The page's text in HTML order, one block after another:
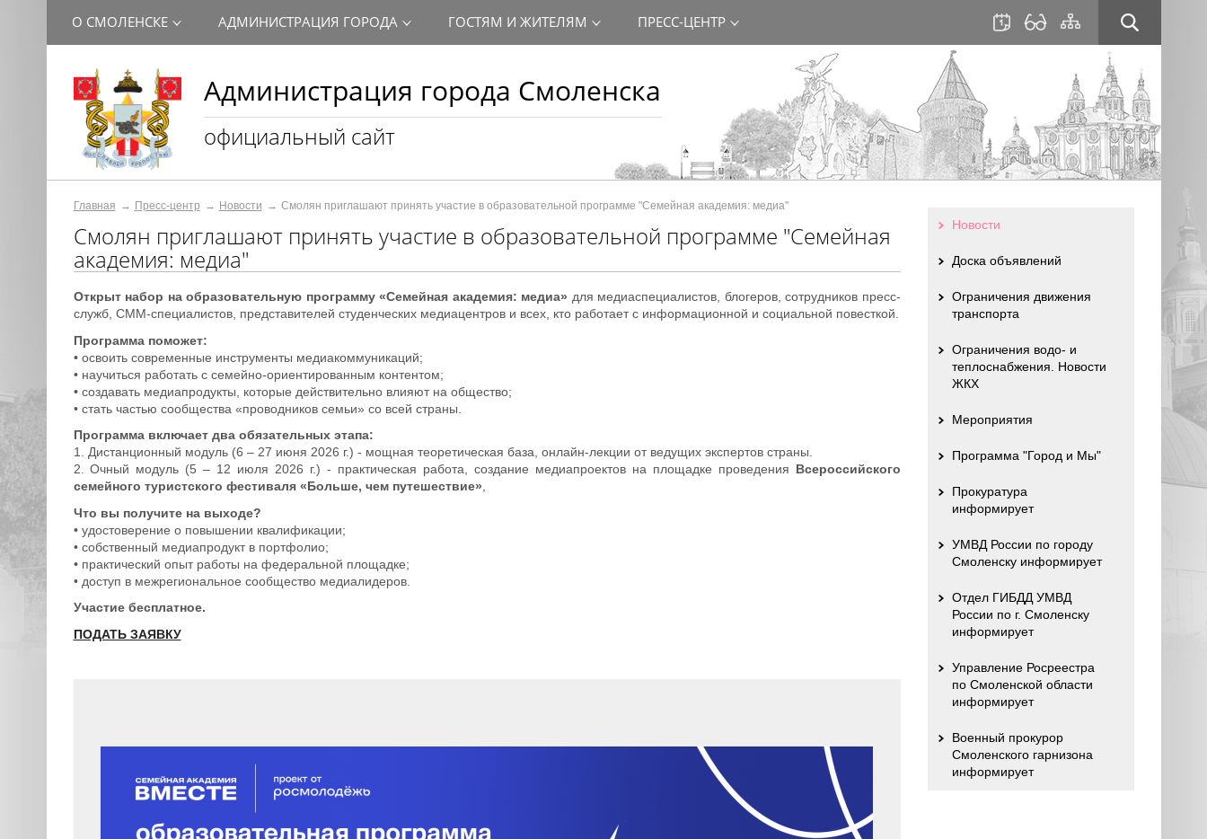
Администрация города Смоленска
официальный сайт
О СМОЛЕНСКЕ АДМИНИСТРАЦИЯ ГОРОДА ГОСТЯМ И ЖИТЕЛЯМ ПРЕСС-ЦЕНТР
Главная Пресс-центр Новости Смолян приглашают принять участие в образовательной программе "Семейная академия: медиа"
Смолян приглашают принять участие в образовательной программе "Семейная
академия: медиа"
Открыт набор на образовательную программу «Семейная академия: медиа» для медиаспециалистов, блогеров, сотрудников пресс-
служб, СММ-специалистов, представителей студенческих медиацентров и всех, кто работает с информационной и социальной повесткой.
Программа поможет:
• освоить современные инструменты медиакоммуникаций;
• научиться работать с семейно-ориентированным контентом;
• создавать медиапродукты, которые действительно влияют на общество;
• стать частью сообщества «проводников семьи» со всей страны.
Программа включает два обязательных этапа:
1. Дистанционный модуль (6 – 27 июня 2026 г.) - мощная теоретическая база, онлайн-лекции от ведущих экспертов страны.
2. Очный модуль (5 – 12 июля 2026 г.) - практическая работа, создание медиапроектов на площадке проведения Всероссийского
семейного туристского фестиваля «Больше, чем путешествие»
Что вы получите на выходе?
• удостоверение о повышении квалификации;
• собственный медиапродукт в портфолио;
• практический опыт работы на федеральной площадке;
• доступ в межрегиональное сообщество медиалидеров.
Участие бесплатное.
ПОДАТЬ ЗАЯВКУ
Новости
Доска объявлений
Ограничения движения
транспорта
Ограничения водо- и
теплоснабжения. Новости
ЖКХ
Мероприятия
Программа "Город и Мы"
Прокуратура
информирует
УМВД России по городу
Смоленску информирует
Отдел ГИБДД УМВД
России по г. Смоленску
информирует
Управление Росреестра
по Смоленской области
информирует
Военный прокурор
Смоленского гарнизона
информирует